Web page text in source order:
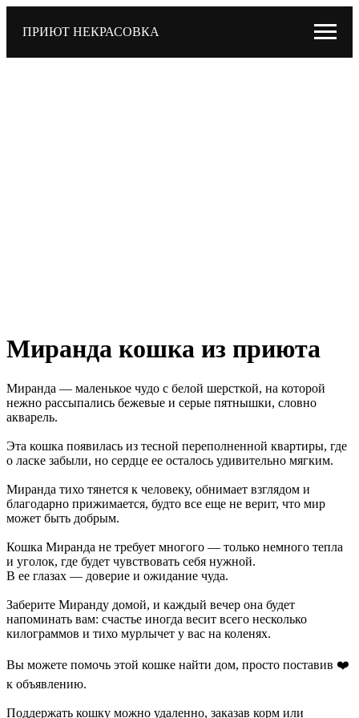
ПРИЮТ НЕКРАСОВКА
Миранда кошка из приюта
Миранда — маленькое чудо с белой шерсткой, на которой
нежно рассыпались бежевые и серые пятнышки, словно
акварель.
Эта кошка появилась из тесной переполненной квартиры, где
о ласке забыли, но сердце ее осталось удивительно мягким.
Миранда тихо тянется к человеку, обнимает взглядом и
благодарно прижимается, будто все еще не верит, что мир
может быть добрым.
Кошка Миранда не требует многого — только немного тепла
и уголок, где будет чувствовать себя нужной.
В ее глазах — доверие и ожидание чуда.
Заберите Миранду домой, и каждый вечер она будет
напоминать вам: счастье иногда весит всего несколько
килограммов и тихо мурлычет у вас на коленях.
Вы можете помочь этой кошке найти дом, просто поставив ❤️
к объявлению.
Поддержать кошку можно удаленно, заказав корм или